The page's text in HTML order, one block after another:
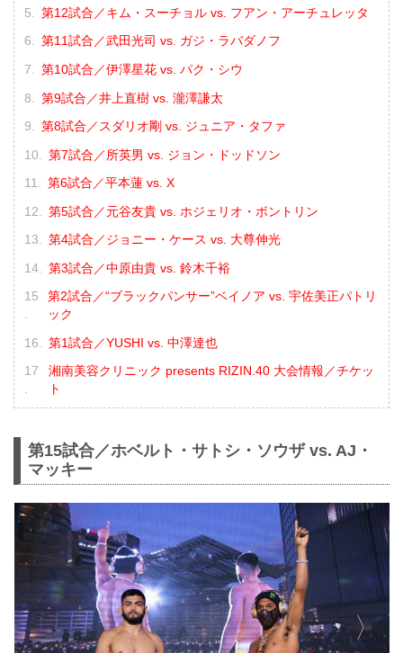
第12試合／キム・スーチョル vs. フアン・アーチュレッタ
第11試合／武田光司 vs. ガジ・ラバダノフ
第10試合／伊澤星花 vs. パク・シウ
第9試合／井上直樹 vs. 瀧澤謙太
第8試合／スダリオ剛 vs. ジュニア・タファ
第7試合／所英男 vs. ジョン・ドッドソン
第6試合／平本蓮 vs. X
第5試合／元谷友貴 vs. ホジェリオ・ボントリン
第4試合／ジョニー・ケース vs. 大尊伸光
第3試合／中原由貴 vs. 鈴木千裕
第2試合／“ブラックパンサー”ベイノア vs. 宇佐美正パトリ
ック
第1試合／YUSHI vs. 中澤達也
湘南美容クリニック presents RIZIN.40 大会情報／チケッ
ト
第15試合／ホベルト・サトシ・ソウザ vs. AJ・
マッキー